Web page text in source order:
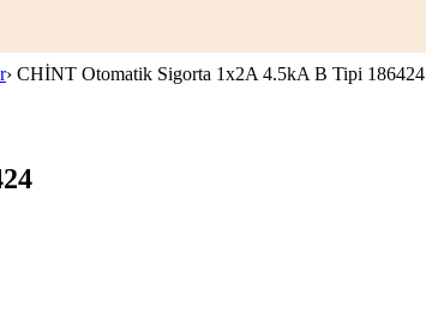
› CHİNT Otomatik Sigorta 1x2A 4.5kA B Tipi 186424